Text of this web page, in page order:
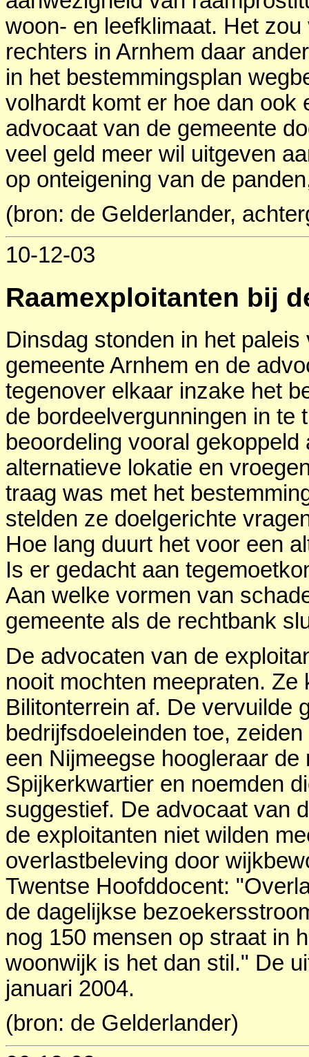
woon- en leefklimaat. Het
rechters in Arnhem daar
in het bestemmingsplan
volhardt komt er hoe dan ook
advocaat van de gemeente
veel geld meer wil uitgeven
op onteigening van de
(bron: de Gelderlander,
10-12-03
Raamexploitanten bij
Dinsdag stonden in het
gemeente Arnhem en de
tegenover elkaar inzake het
de bordeelvergunningen in te
beoordeling vooral
alternatieve lokatie en
traag was met het
stelden ze doelgerichte
Hoe lang duurt het voor een
Is er gedacht aan
Aan welke vormen van
gemeente als de rechtbank
De advocaten van de
nooit mochten meepraten.
Bilitonterrein af. De vervuilde
bedrijfsdoeleinden toe,
een Nijmeegse hoogleraar de
Spijkerkwartier en noemden
suggestief. De advocaat van
de exploitanten niet wilden
overlastbeleving door
Twentse Hoofddocent:
de dagelijkse
nog 150 mensen op straat in
woonwijk is het dan stil." De
januari 2004.
(bron: de Gelderlander)